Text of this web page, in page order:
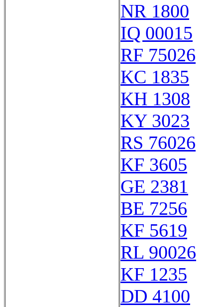
NR 1800
IQ 00015
RF 75026
KC 1835
KH 1308
KY 3023
RS 76026
KF 3605
GE 2381
BE 7256
KF 5619
RL 90026
KF 1235
DD 4100